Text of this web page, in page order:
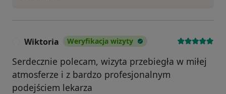
Wiktoria Weryfikacja wizyty
Serdecznie polecam, wizyta przebiegła w miłej
atmosferze i z bardzo profesjonalnym
podejściem lekarza